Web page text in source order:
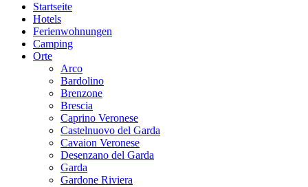
Startseite
Hotels
Ferienwohnungen
Camping
Orte
Arco
Bardolino
Brenzone
Brescia
Caprino Veronese
Castelnuovo del Garda
Cavaion Veronese
Desenzano del Garda
Garda
Gardone Riviera